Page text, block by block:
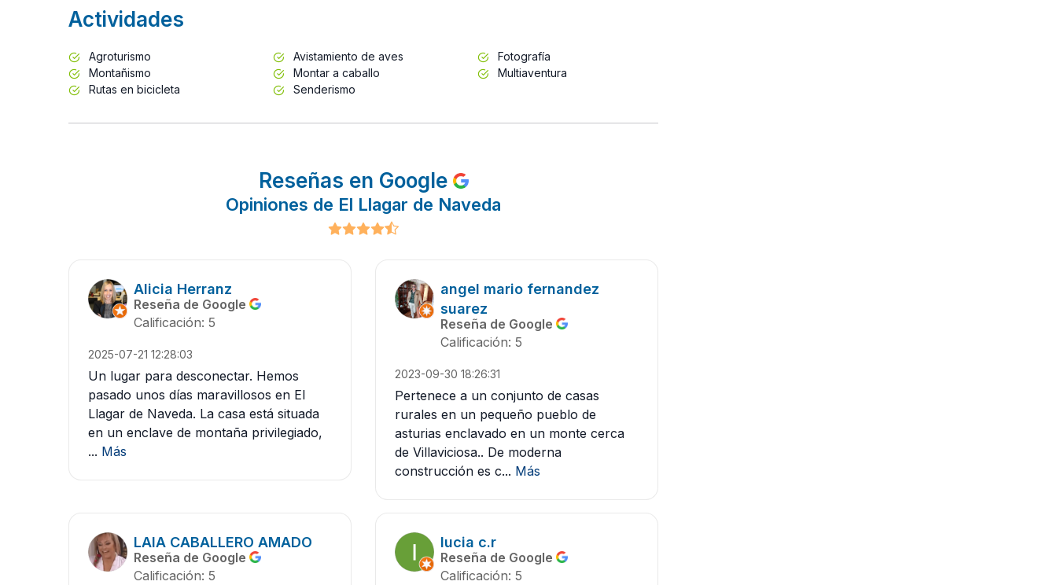
Actividades
Agroturismo Avistamiento de aves
Fotografía
Montañismo
Montar a caballo
Multiaventura
Rutas en bicicleta
Senderismo
Reseñas en Google
Opiniones de El Llagar de Naveda
Alicia Herranz
Reseña de Google
Calificación: 5
2025-07-21 12:28:03
Un lugar para desconectar. Hemos
pasado unos días maravillosos en El
Llagar de Naveda. La casa está situada
en un enclave de montaña privilegiado,
... Más
angel mario fernandez
suarez
Reseña de Google
Calificación: 5
2023-09-30 18:26:31
Pertenece a un conjunto de casas
rurales en un pequeño pueblo de
asturias enclavado en un monte cerca
de Villaviciosa.. De moderna
construcción es c... Más
LAIA CABALLERO AMADO
Reseña de Google
Calificación: 5
lucia c.r
Reseña de Google
Calificación: 5